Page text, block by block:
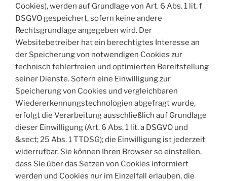
Cookies), werden auf Grundlage von Art. 6 Abs. 1 lit. f
DSGVO gespeichert, sofern keine andere
Rechtsgrundlage angegeben wird. Der
Websitebetreiber hat ein berechtigtes Interesse an
der Speicherung von notwendigen Cookies zur
technisch fehlerfreien und optimierten Bereitstellung
seiner Dienste. Sofern eine Einwilligung zur
Speicherung von Cookies und vergleichbaren
Wiedererkennungstechnologien abgefragt wurde,
erfolgt die Verarbeitung ausschließlich auf Grundlage
dieser Einwilligung (Art. 6 Abs. 1 lit. a DSGVO und
&sect; 25 Abs. 1 TTDSG); die Einwilligung ist jederzeit
widerrufbar. Sie können Ihren Browser so einstellen,
dass Sie über das Setzen von Cookies informiert
werden und Cookies nur im Einzelfall erlauben, die